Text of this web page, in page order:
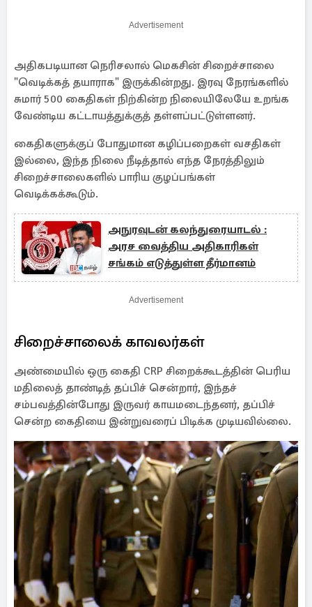
Advertisement
அதிகபடியான நெரிசலால் மெகசின் சிறைச்சாலை
"வெடிக்கத் தயாராக" இருக்கின்றது. இரவு நேரங்களில்
சுமார் 500 கைதிகள் நிற்கின்ற நிலையிலேயே உறங்க
வேண்டிய கட்டாயத்துக்குத் தள்ளப்பட்டுள்ளனர்.
கைதிகளுக்குப் போதுமான கழிப்பறைகள் வசதிகள்
இல்லை, இந்த நிலை நீடித்தால் எந்த நேரத்திலும்
சிறைச்சாலைகளில் பாரிய குழப்பங்கள்
வெடிக்கக்கூடும்.
அநுரவுடன் கலந்துரையாடல் :
அரச வைத்திய அதிகாரிகள்
சங்கம் எடுத்துள்ள தீர்மானம்
Advertisement
சிறைச்சாலைக் காவலர்கள்
அண்மையில் ஒரு கைதி CRP சிறைக்கூடத்தின் பெரிய
மதிலைத் தாண்டித் தப்பிச் சென்றார், இந்தச்
சம்பவத்தின்போது இருவர் காயமடைந்தனர், தப்பிச்
சென்ற கைதியை இன்றுவரைப் பிடிக்க முடியவில்லை.